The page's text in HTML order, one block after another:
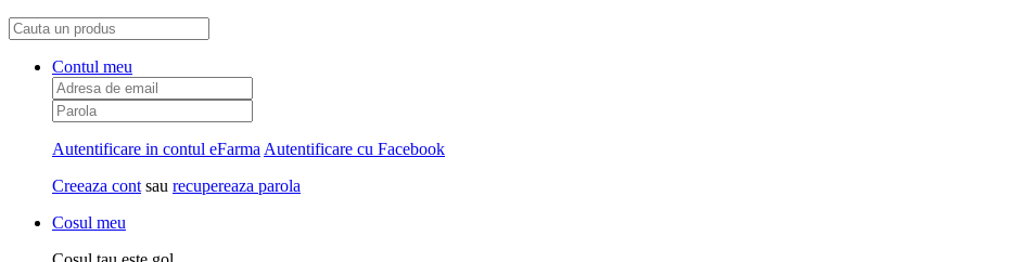
Contul meu
Autentificare in contul eFarma Autentificare cu Facebook
Creeaza cont sau recupereaza parola
Cosul meu